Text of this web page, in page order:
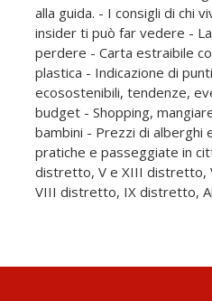
alla guida. - I consigli di chi
insider ti può far vedere -
perdere - Carta estraibile
plastica - Indicazione di
ecosostenibili, tendenze,
budget - Shopping,
bambini - Prezzi di alberghi
pratiche e passeggiate in
distretto, V e XIII distretto,
VIII distretto, IX distretto,